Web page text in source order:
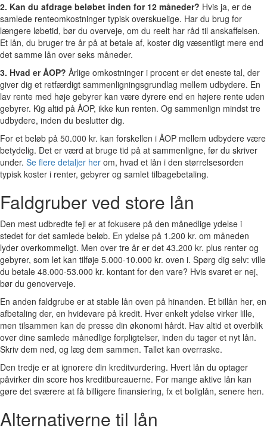
2. Kan du afdrage beløbet inden for 12 måneder? Hvis ja, er de
samlede renteomkostninger typisk overskuelige. Har du brug for
længere løbetid, bør du overveje, om du reelt har råd til anskaffelsen.
Et lån, du bruger tre år på at betale af, koster dig væsentligt mere end
det samme lån over seks måneder.
3. Hvad er ÅOP? Årlige omkostninger i procent er det eneste tal, der
giver dig et retfærdigt sammenligningsgrundlag mellem udbydere. En
lav rente med høje gebyrer kan være dyrere end en højere rente uden
gebyrer. Kig altid på ÅOP, ikke kun renten. Og sammenlign mindst tre
udbydere, inden du beslutter dig.
For et beløb på 50.000 kr. kan forskellen i ÅOP mellem udbydere være
betydelig. Det er værd at bruge tid på at sammenligne, før du skriver
under. Se flere detaljer her om, hvad et lån i den størrelsesorden
typisk koster i renter, gebyrer og samlet tilbagebetaling.
Faldgruber ved store lån
Den mest udbredte fejl er at fokusere på den månedlige ydelse i
stedet for det samlede beløb. En ydelse på 1.200 kr. om måneden
lyder overkommeligt. Men over tre år er det 43.200 kr. plus renter og
gebyrer, som let kan tilføje 5.000-10.000 kr. oven i. Spørg dig selv: ville
du betale 48.000-53.000 kr. kontant for den vare? Hvis svaret er nej,
bør du genoverveje.
En anden faldgrube er at stable lån oven på hinanden. Et billån her, en
afbetaling der, en hvidevare på kredit. Hver enkelt ydelse virker lille,
men tilsammen kan de presse din økonomi hårdt. Hav altid et overblik
over dine samlede månedlige forpligtelser, inden du tager et nyt lån.
Skriv dem ned, og læg dem sammen. Tallet kan overraske.
Den tredje er at ignorere din kreditvurdering. Hvert lån du optager
påvirker din score hos kreditbureauerne. For mange aktive lån kan
gøre det sværere at få billigere finansiering, fx et boliglån, senere hen.
Alternativerne til lån